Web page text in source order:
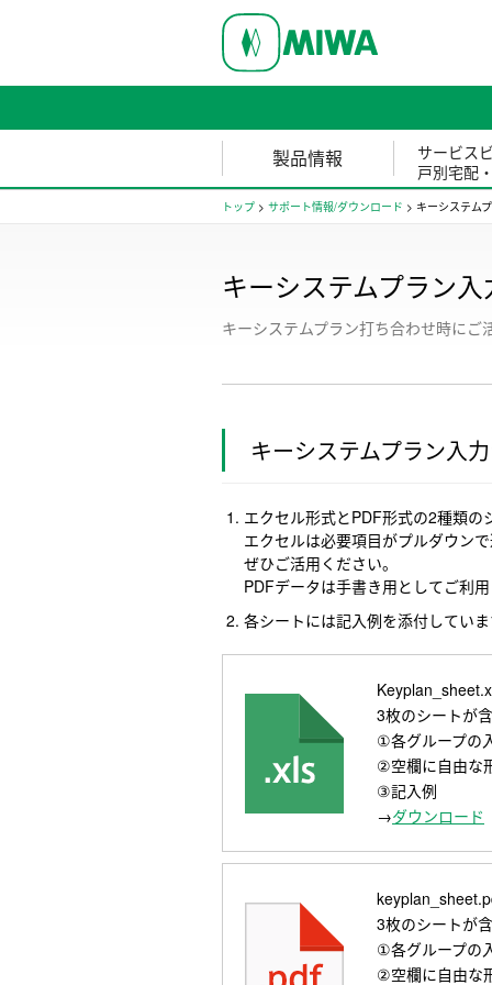
製品情報
サービス
戸別宅配
トップ > サポート情報/ダウンロード > キーシステム
キーシステムプラン
キーシステムプラン打ち合わせ時にご
キーシステムプラン入
エクセル形式とPDF形式の2種類の
エクセルは必要項目がプルダウン
ぜひご活用ください。
PDFデータは手書き用としてご利用
各シートには記入例を添付してい
3枚のシートが
①各グループの
②空欄に自由な
③記入例
→ダウンロード
3枚のシートが
①各グループの
②空欄に自由な